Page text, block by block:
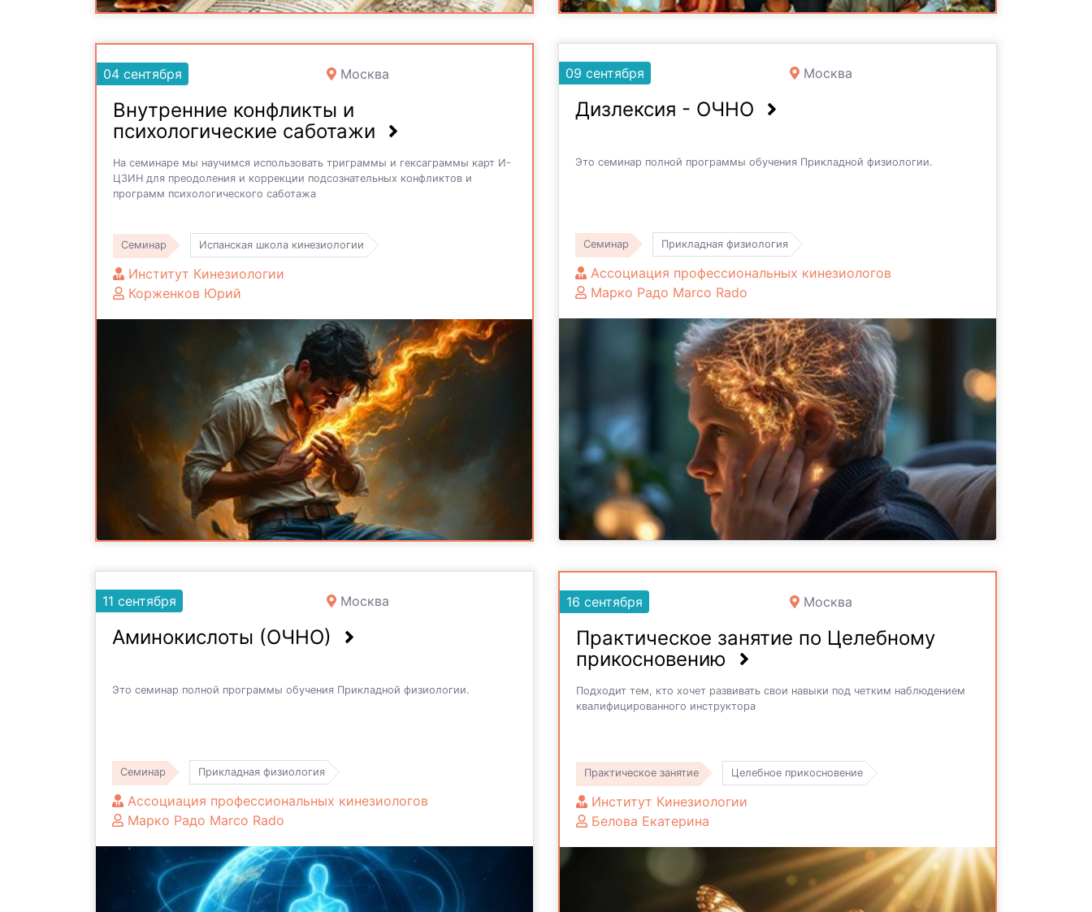
04 сентября Москва
Внутренние конфликты и
психологические саботажи
На семинаре мы научимся использовать триграммы и гексаграммы карт И-
ЦЗИН для преодоления и коррекции подсознательных конфликтов и
программ психологического саботажа
Семинар Испанская школа кинезиологии
Институт Кинезиологии
Корженков Юрий
09 сентября Москва
Дизлексия - ОЧНО
Это семинар полной программы обучения Прикладной физиологии.
Семинар Прикладная физиология
Ассоциация профессиональных кинезиологов
Марко Радо Marco Rado
11 сентября Москва
Аминокислоты (ОЧНО)
Это семинар полной программы обучения Прикладной физиологии.
Семинар Прикладная физиология
Ассоциация профессиональных кинезиологов
Марко Радо Marco Rado
16 сентября Москва
Практическое занятие по Целебному
прикосновению
Подходит тем, кто хочет развивать свои навыки под четким наблюдением
квалифицированного инструктора
Практическое занятие Целебное прикосновение
Институт Кинезиологии
Белова Екатерина